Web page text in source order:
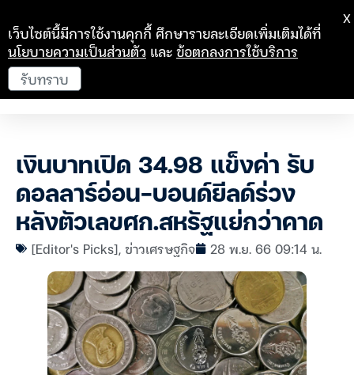
เงินบาทเปิด 34.98 แข็งค่า รับ
ดอลลาร์อ่อน-บอนด์ยีลด์ร่วง
หลังตัวเลขศก.สหรัฐแย่กว่าคาด
[Editor's Picks],ข่าวเศรษฐกิจ 28 พ.ย. 66 09:14 น.
เว็บไซต์นี้มีการใช้งานคุกกี้ ศึกษารายละเอียดเพิ่มเติมได้ที่
นโยบายความเป็นส่วนตัว และข้อตกลงการใช้บริการ
รับทราบ
X